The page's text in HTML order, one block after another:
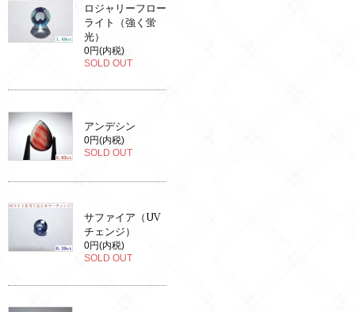
ロジャリーフロー
ライト（強く蛍
光）
0円(内税)
SOLD OUT
アンデシン
0円(内税)
SOLD OUT
サファイア（UV
チェンジ）
0円(内税)
SOLD OUT